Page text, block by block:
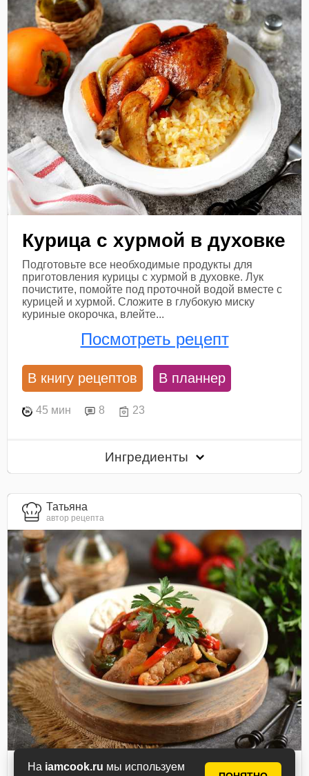
На iamcook.ru мы используем
Курица с хурмой в духовке
Подготовьте все необходимые продукты для
приготовления курицы с хурмой в духовке. Лук
почистите, помойте под проточной водой вместе с
курицей и хурмой. Сложите в глубокую миску
куриные окорочка, влейте...
Посмотреть рецепт
В книгу рецептов В планнер
45 мин 8 23
Ингредиенты
Татьяна
автор рецепта